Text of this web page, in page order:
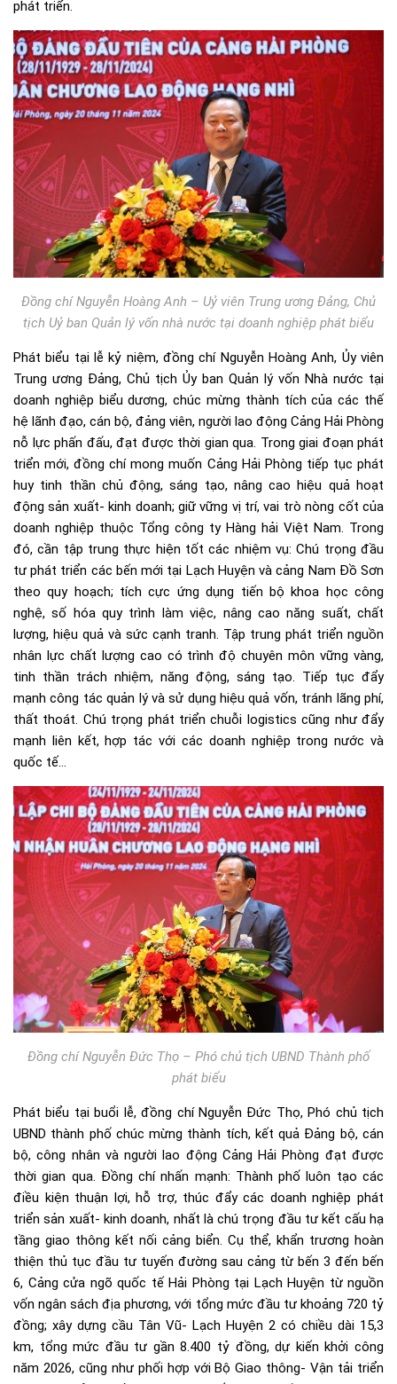
phát triển.
Đồng chí Nguyễn Hoàng Anh – Uỷ viên Trung ương Đảng, Chủ
tịch Uỷ ban Quản lý vốn nhà nước tại doanh nghiệp phát biểu
Phát biểu tại lễ kỷ niệm, đồng chí Nguyễn Hoàng Anh, Ủy viên
Trung ương Đảng, Chủ tịch Ủy ban Quản lý vốn Nhà nước tại
doanh nghiệp biểu dương, chúc mừng thành tích của các thế
hệ lãnh đạo, cán bộ, đảng viên, người lao động Cảng Hải Phòng
nỗ lực phấn đấu, đạt được thời gian qua. Trong giai đoạn phát
triển mới, đồng chí mong muốn Cảng Hải Phòng tiếp tục phát
huy tinh thần chủ động, sáng tạo, nâng cao hiệu quả hoạt
động sản xuất- kinh doanh; giữ vững vị trí, vai trò nòng cốt của
doanh nghiệp thuộc Tổng công ty Hàng hải Việt Nam. Trong
đó, cần tập trung thực hiện tốt các nhiệm vụ: Chú trọng đầu
tư phát triển các bến mới tại Lạch Huyện và cảng Nam Đồ Sơn
theo quy hoạch; tích cực ứng dụng tiến bộ khoa học công
nghệ, số hóa quy trình làm việc, nâng cao năng suất, chất
lượng, hiệu quả và sức cạnh tranh. Tập trung phát triển nguồn
nhân lực chất lượng cao có trình độ chuyên môn vững vàng,
tinh thần trách nhiệm, năng động, sáng tạo. Tiếp tục đẩy
mạnh công tác quản lý và sử dụng hiệu quả vốn, tránh lãng phí,
thất thoát. Chú trọng phát triển chuỗi logistics cũng như đẩy
mạnh liên kết, hợp tác với các doanh nghiệp trong nước và
quốc tế…
Đồng chí Nguyễn Đức Thọ – Phó chủ tịch UBND Thành phố
phát biểu
Phát biểu tại buổi lễ, đồng chí Nguyễn Đức Thọ, Phó chủ tịch
UBND thành phố chúc mừng thành tích, kết quả Đảng bộ, cán
bộ, công nhân và người lao động Cảng Hải Phòng đạt được
thời gian qua. Đồng chí nhấn mạnh: Thành phố luôn tạo các
điều kiện thuận lợi, hỗ trợ, thúc đẩy các doanh nghiệp phát
triển sản xuất- kinh doanh, nhất là chú trọng đầu tư kết cấu hạ
tầng giao thông kết nối cảng biển. Cụ thể, khẩn trương hoàn
thiện thủ tục đầu tư tuyến đường sau cảng từ bến 3 đến bến
6, Cảng cửa ngõ quốc tế Hải Phòng tại Lạch Huyện từ nguồn
vốn ngân sách địa phương, với tổng mức đầu tư khoảng 720 tỷ
đồng; xây dựng cầu Tân Vũ- Lạch Huyện 2 có chiều dài 15,3
km, tổng mức đầu tư gần 8.400 tỷ đồng, dự kiến khởi công
năm 2026, cũng như phối hợp với Bộ Giao thông- Vận tải triển